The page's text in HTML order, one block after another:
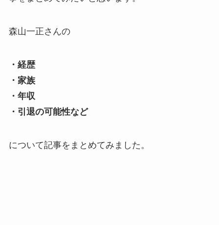
森山一正さんの
・経歴
・家族
・年収
・引退の可能性など
について記事をまとめてみました。